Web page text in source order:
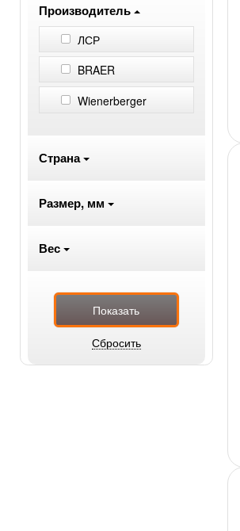
Производитель
ЛСР
BRAER
Wienerberger
Страна
Размер, мм
Вес